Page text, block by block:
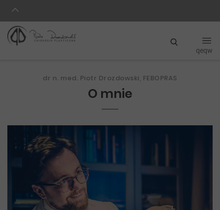
qeqw
dr n. med. Piotr Drozdowski, FEBOPRAS
O mnie